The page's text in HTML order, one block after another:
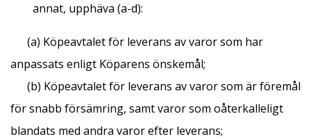
annat, upphäva (a-d):
(a) Köpeavtalet för leverans av varor som har
anpassats enligt Köparens önskemål;
(b) Köpeavtalet för leverans av varor som är föremål
för snabb försämring, samt varor som oåterkalleligt
blandats med andra varor efter leverans;